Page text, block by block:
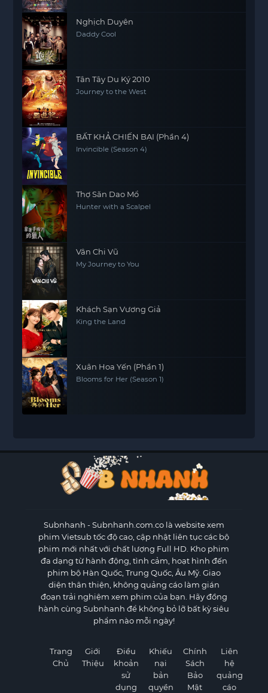
Nghịch Duyên
Daddy Cool
Tân Tây Du Ký 2010
Journey to the West
BẤT KHẢ CHIẾN BẠI (Phần 4)
Invincible (Season 4)
Thợ Săn Dao Mổ
Hunter with a Scalpel
Vân Chi Vũ
My Journey to You
Khách Sạn Vương Giả
King the Land
Xuân Hoa Yến (Phần 1)
Blooms for Her (Season 1)
Subnhanh - Subnhanh.com.co là website xem
phim Vietsub tốc độ cao, cập nhật liên tục các bộ
phim mới nhất với chất lượng Full HD. Kho phim
đa dạng từ hành động, tình cảm, hoạt hình đến
phim bộ Hàn Quốc, Trung Quốc, Âu Mỹ. Giao
diện thân thiện, không quảng cáo làm gián
đoạn trải nghiệm xem phim của bạn. Hãy đồng
hành cùng Subnhanh để không bỏ lỡ bất kỳ siêu
phẩm nào mỗi ngày!
Trang
Chủ
Giới
Thiệu
Điều
khoản
sử
dụng
Khiếu
nại
bản
quyền
Chính
Sách
Bảo
Mật
Liên
hệ
quảng
cáo